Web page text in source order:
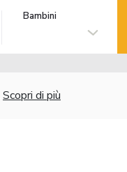
Bambini
Scopri di più